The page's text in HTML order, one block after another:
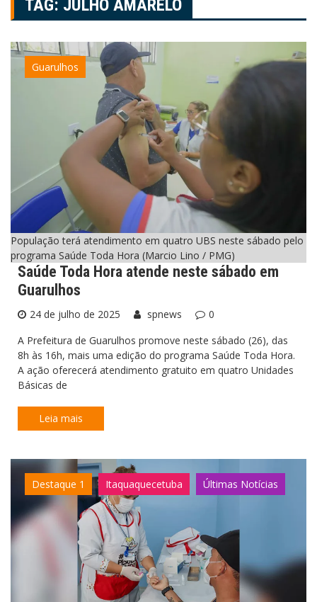
TAG: JULHO AMARELO
População terá atendimento em quatro UBS neste sábado pelo
programa Saúde Toda Hora (Marcio Lino / PMG)
Guarulhos
Saúde Toda Hora atende neste sábado em
Guarulhos
24 de julho de 2025 spnews
0
A Prefeitura de Guarulhos promove neste sábado (26), das
8h às 16h, mais uma edição do programa Saúde Toda Hora.
A ação oferecerá atendimento gratuito em quatro Unidades
Básicas de
Leia mais
Destaque 1 Itaquaquecetuba Últimas Notícias